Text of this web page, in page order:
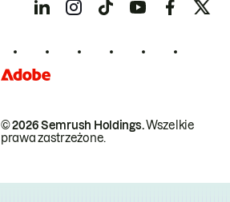
© 2026 Semrush Holdings.Wszelkie
prawa zastrzeżone.